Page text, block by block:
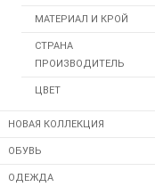
МАТЕРИАЛ И КРОЙ
СТРАНА
ПРОИЗВОДИТЕЛЬ
ЦВЕТ
НОВАЯ КОЛЛЕКЦИЯ
ОБУВЬ
ОДЕЖДА